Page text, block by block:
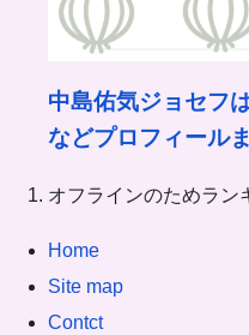
中島佑気ジョセフ
などプロフィール
オフラインのためラン
Home
Site map
Contct